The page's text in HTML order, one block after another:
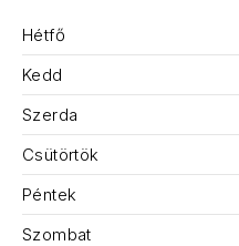
Hétfő
Kedd
Szerda
Csütörtök
Péntek
Szombat